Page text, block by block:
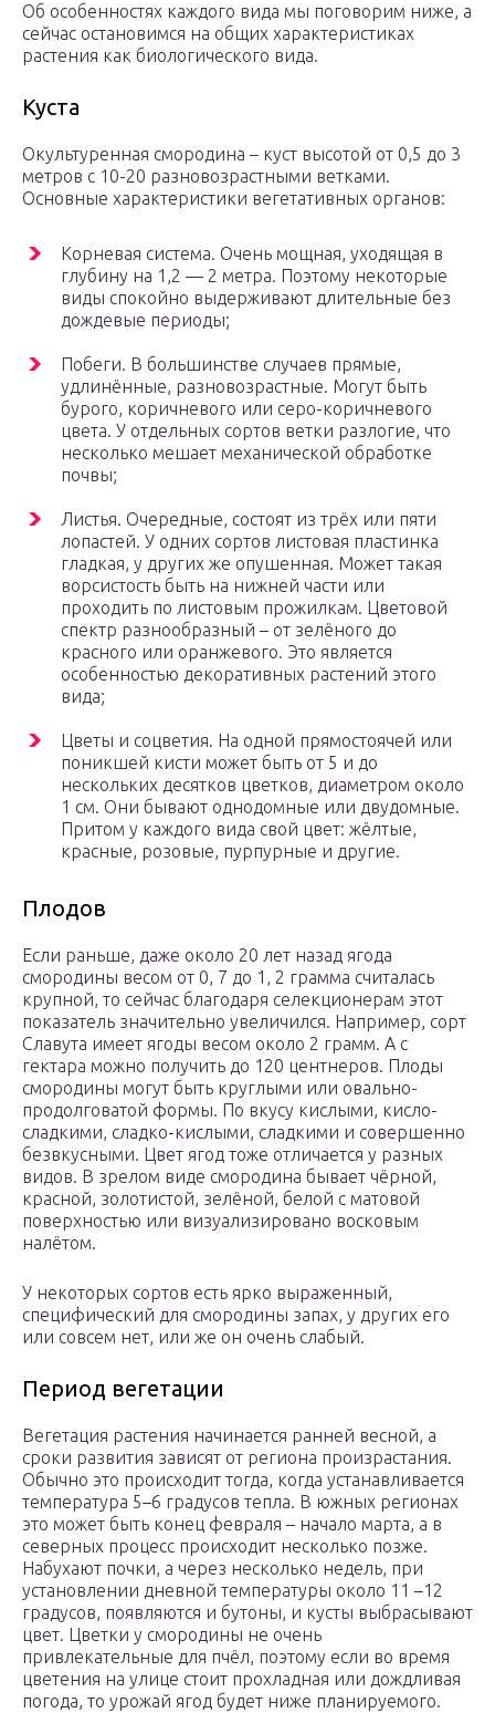
Об особенностях каждого вида мы поговорим ниже, а
сейчас остановимся на общих характеристиках
растения как биологического вида.
Куста
Окультуренная смородина – куст высотой от 0,5 до 3
метров с 10-20 разновозрастными ветками.
Основные характеристики вегетативных органов:
Корневая система. Очень мощная, уходящая в
глубину на 1,2 — 2 метра. Поэтому некоторые
виды спокойно выдерживают длительные без
дождевые периоды;
Побеги. В большинстве случаев прямые,
удлинённые, разновозрастные. Могут быть
бурого, коричневого или серо-коричневого
цвета. У отдельных сортов ветки разлогие, что
несколько мешает механической обработке
почвы;
Листья. Очередные, состоят из трёх или пяти
лопастей. У одних сортов листовая пластинка
гладкая, у других же опушенная. Может такая
ворсистость быть на нижней части или
проходить по листовым прожилкам. Цветовой
спектр разнообразный – от зелёного до
красного или оранжевого. Это является
особенностью декоративных растений этого
вида;
Цветы и соцветия. На одной прямостоячей или
поникшей кисти может быть от 5 и до
нескольких десятков цветков, диаметром около
1 см. Они бывают однодомные или двудомные.
Притом у каждого вида свой цвет: жёлтые,
красные, розовые, пурпурные и другие.
Плодов
Если раньше, даже около 20 лет назад ягода
смородины весом от 0, 7 до 1, 2 грамма считалась
крупной, то сейчас благодаря селекционерам этот
показатель значительно увеличился. Например, сорт
Славута имеет ягоды весом около 2 грамм. А с
гектара можно получить до 120 центнеров. Плоды
смородины могут быть круглыми или овально-
продолговатой формы. По вкусу кислыми, кисло-
сладкими, сладко-кислыми, сладкими и совершенно
безвкусными. Цвет ягод тоже отличается у разных
видов. В зрелом виде смородина бывает чёрной,
красной, золотистой, зелёной, белой с матовой
поверхностью или визуализировано восковым
налётом.
У некоторых сортов есть ярко выраженный,
специфический для смородины запах, у других его
или совсем нет, или же он очень слабый.
Период вегетации
Вегетация растения начинается ранней весной, а
сроки развития зависят от региона произрастания.
Обычно это происходит тогда, когда устанавливается
температура 5–6 градусов тепла. В южных регионах
это может быть конец февраля – начало марта, а в
северных процесс происходит несколько позже.
Набухают почки, а через несколько недель, при
установлении дневной температуры около 11 –12
градусов, появляются и бутоны, и кусты выбрасывают
цвет. Цветки у смородины не очень
привлекательные для пчёл, поэтому если во время
цветения на улице стоит прохладная или дождливая
погода, то урожай ягод будет ниже планируемого.